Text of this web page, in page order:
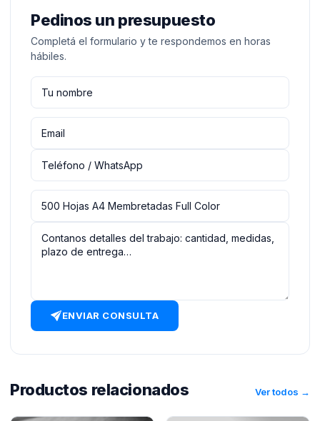
Pedinos un presupuesto
Completá el formulario y te respondemos en horas
hábiles.
ENVIAR CONSULTA
Productos relacionados Ver todos →